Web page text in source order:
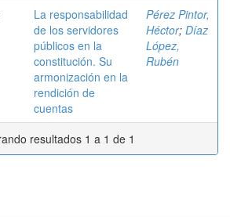
La responsabilidad
de los servidores
públicos en la
constitución. Su
armonización en la
rendición de
cuentas
Pérez Pintor,
Héctor; Díaz
López,
Rubén
resultados 1 a 1 de 1